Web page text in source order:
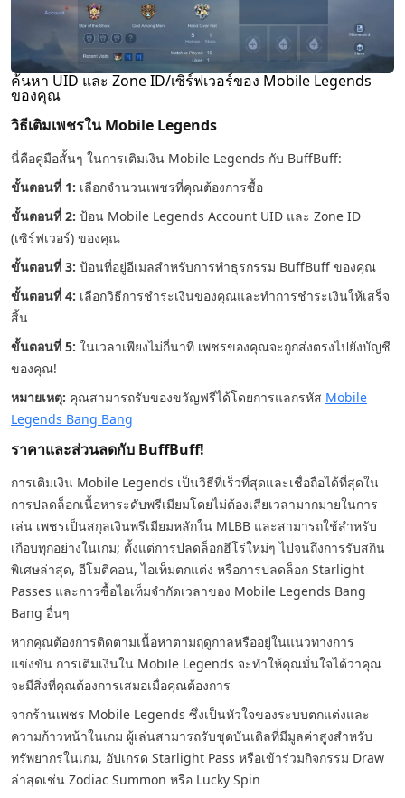
ค้นหา UID และ Zone ID/เซิร์ฟเวอร์ของ Mobile Legends
ของคุณ
วิธีเติมเพชรใน Mobile Legends
นี่คือคู่มือสั้นๆ ในการเติมเงิน Mobile Legends กับ BuffBuff:
ขั้นตอนที่ 1: เลือกจำนวนเพชรที่คุณต้องการซื้อ
ขั้นตอนที่ 2: ป้อน Mobile Legends Account UID และ Zone ID
(เซิร์ฟเวอร์) ของคุณ
ขั้นตอนที่ 3: ป้อนที่อยู่อีเมลสำหรับการทำธุรกรรม BuffBuff ของคุณ
ขั้นตอนที่ 4: เลือกวิธีการชำระเงินของคุณและทำการชำระเงินให้เสร็จ
สิ้น
ขั้นตอนที่ 5: ในเวลาเพียงไม่กี่นาที เพชรของคุณจะถูกส่งตรงไปยังบัญชี
ของคุณ!
หมายเหตุ: คุณสามารถรับของขวัญฟรีได้โดยการแลกรหัส Mobile
Legends Bang Bang
ราคาและส่วนลดกับ BuffBuff!
การเติมเงิน Mobile Legends เป็นวิธีที่เร็วที่สุดและเชื่อถือได้ที่สุดใน
การปลดล็อกเนื้อหาระดับพรีเมียมโดยไม่ต้องเสียเวลามากมายในการ
เล่น เพชรเป็นสกุลเงินพรีเมียมหลักใน MLBB และสามารถใช้สำหรับ
เกือบทุกอย่างในเกม; ตั้งแต่การปลดล็อกฮีโร่ใหม่ๆ ไปจนถึงการรับสกิน
พิเศษล่าสุด, อีโมติคอน, ไอเท็มตกแต่ง หรือการปลดล็อก Starlight
Passes และการซื้อไอเท็มจำกัดเวลาของ Mobile Legends Bang
Bang อื่นๆ
หากคุณต้องการติดตามเนื้อหาตามฤดูกาลหรืออยู่ในแนวทางการ
แข่งขัน การเติมเงินใน Mobile Legends จะทำให้คุณมั่นใจได้ว่าคุณ
จะมีสิ่งที่คุณต้องการเสมอเมื่อคุณต้องการ
จากร้านเพชร Mobile Legends ซึ่งเป็นหัวใจของระบบตกแต่งและ
ความก้าวหน้าในเกม ผู้เล่นสามารถรับชุดบันเดิลที่มีมูลค่าสูงสำหรับ
ทรัพยากรในเกม, อัปเกรด Starlight Pass หรือเข้าร่วมกิจกรรม Draw
ล่าสุดเช่น Zodiac Summon หรือ Lucky Spin